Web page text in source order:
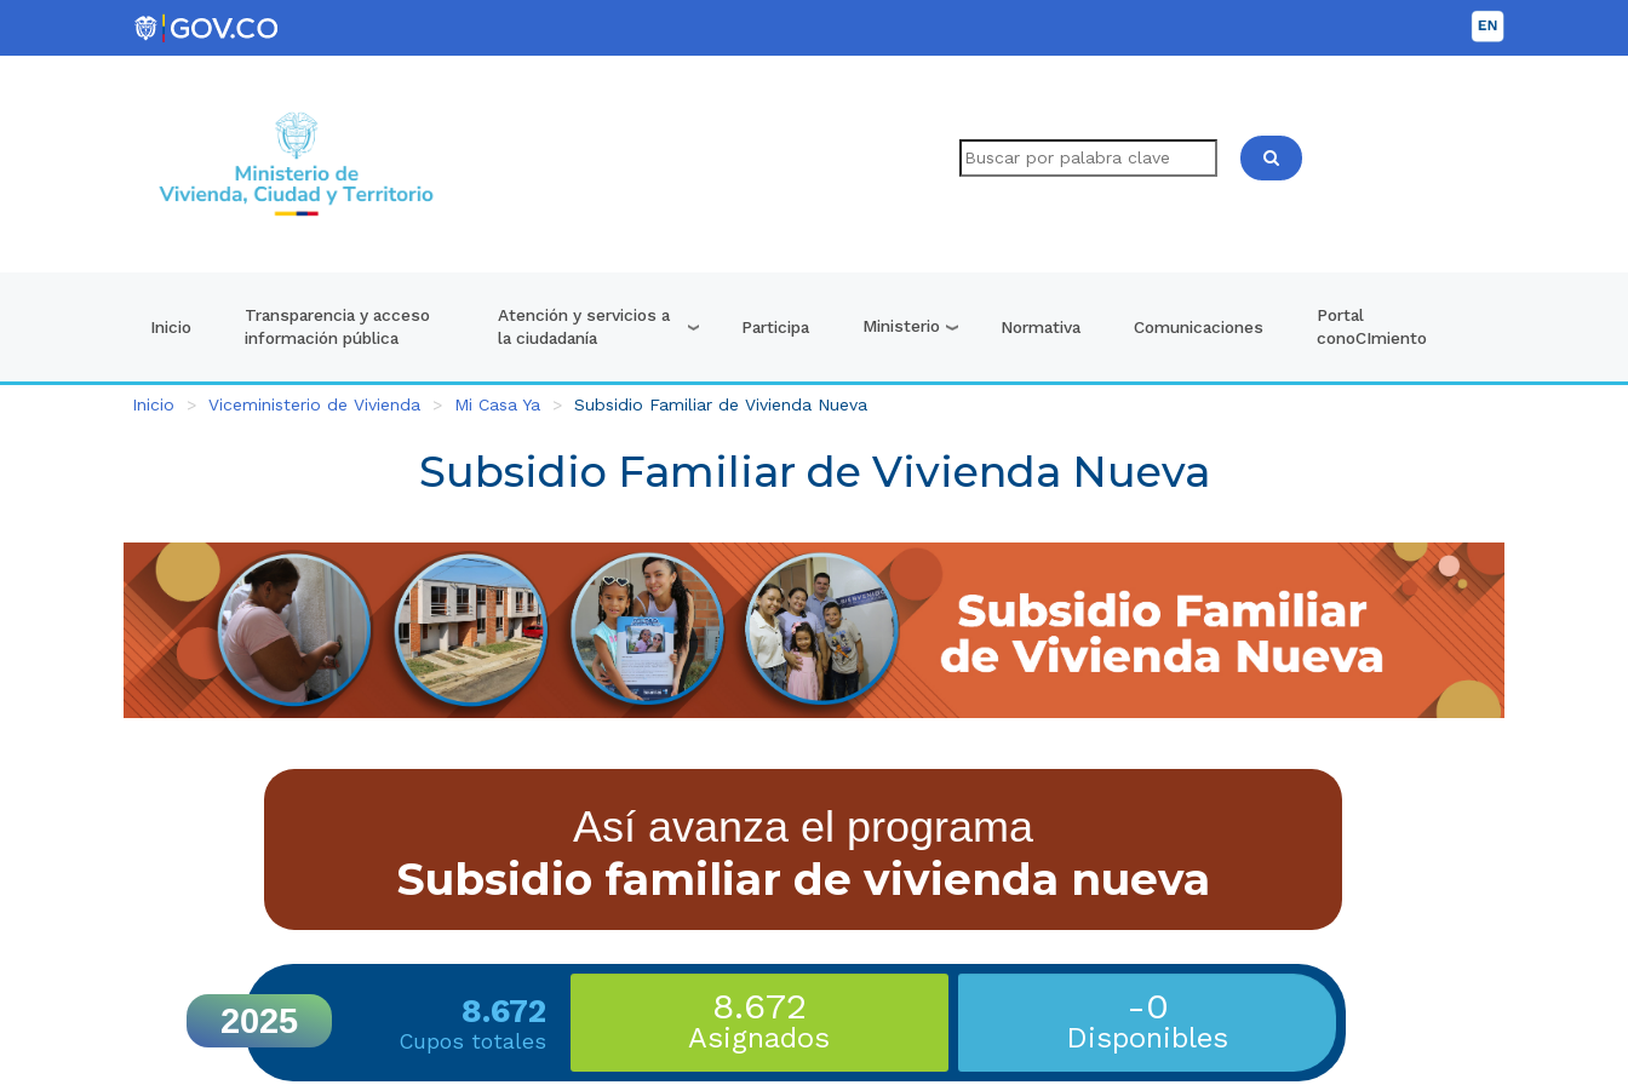
Inicio
Transparencia y acceso
información pública
Atención y servicios a
la ciudadanía
Participa Ministerio Normativa Comunicaciones
Portal
conoCImiento
Inicio Viceministerio de Vivienda Mi Casa Ya Subsidio Familiar de Vivienda Nueva
Subsidio Familiar de Vivienda Nueva
Así avanza el programa
Subsidio familiar de vivienda nueva
2025 8.672
Cupos totales
8.672
Asignados
-0
Disponibles